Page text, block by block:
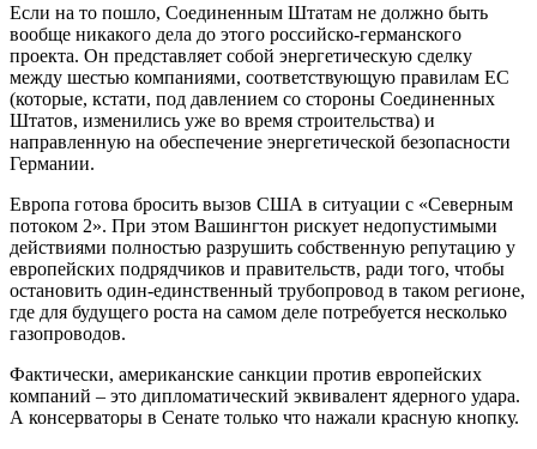
Если на то пошло, Соединенным Штатам не должно быть
вообще никакого дела до этого российско-германского
проекта. Он представляет собой энергетическую сделку
между шестью компаниями, соответствующую правилам ЕС
(которые, кстати, под давлением со стороны Соединенных
Штатов, изменились уже во время строительства) и
направленную на обеспечение энергетической безопасности
Германии.
Европа готова бросить вызов США в ситуации с «Северным
потоком 2». При этом Вашингтон рискует недопустимыми
действиями полностью разрушить собственную репутацию у
европейских подрядчиков и правительств, ради того, чтобы
остановить один-единственный трубопровод в таком регионе,
где для будущего роста на самом деле потребуется несколько
газопроводов.
Фактически, американские санкции против европейских
компаний – это дипломатический эквивалент ядерного удара.
А консерваторы в Сенате только что нажали красную кнопку.